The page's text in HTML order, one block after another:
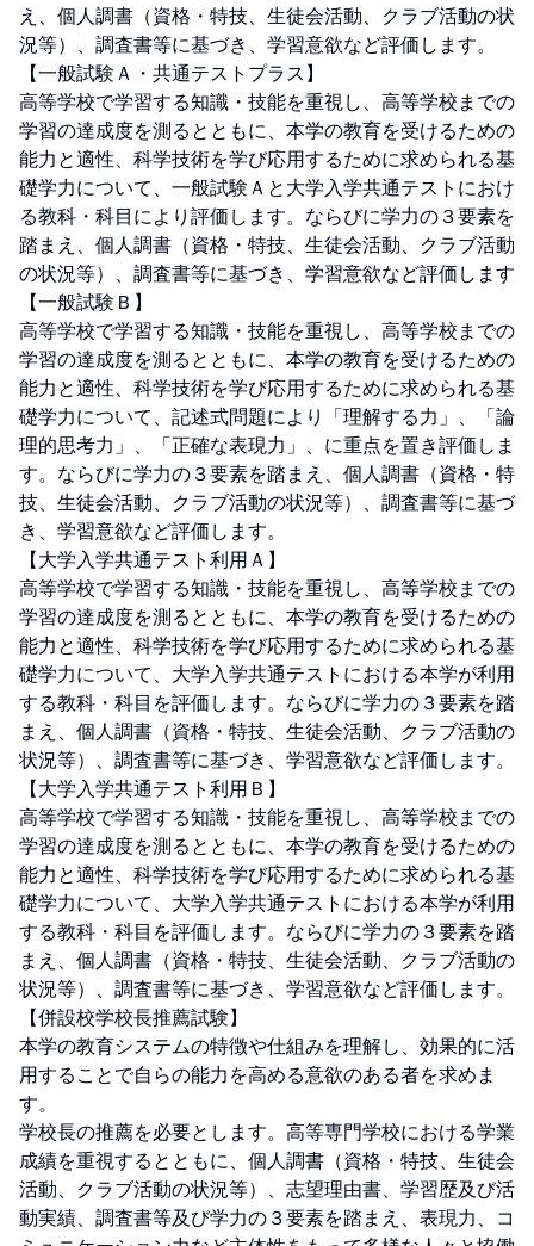
え、個人調書（資格・特技、生徒会活動、クラブ活動の状
況等）、調査書等に基づき、学習意欲など評価します。
【一般試験Ａ・共通テストプラス】
高等学校で学習する知識・技能を重視し、高等学校までの
学習の達成度を測るとともに、本学の教育を受けるための
能力と適性、科学技術を学び応用するために求められる基
礎学力について、一般試験Ａと大学入学共通テストにおけ
る教科・科目により評価します。ならびに学力の３要素を
踏まえ、個人調書（資格・特技、生徒会活動、クラブ活動
の状況等）、調査書等に基づき、学習意欲など評価します
【一般試験Ｂ】
高等学校で学習する知識・技能を重視し、高等学校までの
学習の達成度を測るとともに、本学の教育を受けるための
能力と適性、科学技術を学び応用するために求められる基
礎学力について、記述式問題により「理解する力」、「論
理的思考力」、「正確な表現力」、に重点を置き評価しま
す。ならびに学力の３要素を踏まえ、個人調書（資格・特
技、生徒会活動、クラブ活動の状況等）、調査書等に基づ
き、学習意欲など評価します。
【大学入学共通テスト利用Ａ】
高等学校で学習する知識・技能を重視し、高等学校までの
学習の達成度を測るとともに、本学の教育を受けるための
能力と適性、科学技術を学び応用するために求められる基
礎学力について、大学入学共通テストにおける本学が利用
する教科・科目を評価します。ならびに学力の３要素を踏
まえ、個人調書（資格・特技、生徒会活動、クラブ活動の
状況等）、調査書等に基づき、学習意欲など評価します。
【大学入学共通テスト利用Ｂ】
高等学校で学習する知識・技能を重視し、高等学校までの
学習の達成度を測るとともに、本学の教育を受けるための
能力と適性、科学技術を学び応用するために求められる基
礎学力について、大学入学共通テストにおける本学が利用
する教科・科目を評価します。ならびに学力の３要素を踏
まえ、個人調書（資格・特技、生徒会活動、クラブ活動の
状況等）、調査書等に基づき、学習意欲など評価します。
【併設校学校長推薦試験】
本学の教育システムの特徴や仕組みを理解し、効果的に活
用することで自らの能力を高める意欲のある者を求めま
す。
学校長の推薦を必要とします。高等専門学校における学業
成績を重視するとともに、個人調書（資格・特技、生徒会
活動、クラブ活動の状況等）、志望理由書、学習歴及び活
動実績、調査書等及び学力の３要素を踏まえ、表現力、コ